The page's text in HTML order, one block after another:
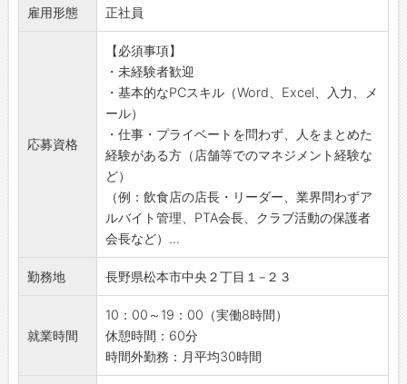
◇土日休みや年間休日124日、残業少なめなど
働きやすさを重視したい方
☆----------------------------------------
☆
◆時間単位年休制度あり！
有給休暇は1時間分、2時間分と時間単位でも取
得できます◎
☆----------------------------------------
◆給与前払い制度あり！
勤務実績に応じて、給与前払いが可能です◎
簡単申請！簡単受取！日払い即日払い対応！
☆----------------------------------------
☆
◆ご不明点はいつでもご相談ください！
即日対応!!フォロー体制もバッチリ
登録はご自宅からお電話で可能です◎
☆----------------------------------------
2）客室・建物を清潔に維持管理、不具合の対
応
3）売上管理・数値分析による収支管理
4）お客さま対応、朝食メニュー考案など
5）集客アップのための戦略・地元周辺へのPR
活動 など
【おすすめポイント】
・多くのスタッフが未経験からスタートしてい
ます
・充実した研修制度があるので安心！！
・マネジメント職のためスケジュールは基本的
に自己裁量
・行事やご家庭の予定に合わせて休日調整が可
能！
1）スタートアップ研修（2ヶ月）
・本社研修
・店舗研修
雇用形態 正社員
応募資格
【必須事項】
・未経験者歓迎
・基本的なPCスキル（Word、Excel、入力、メ
ール）
・仕事・プライベートを問わず、人をまとめた
経験がある方（店舗等でのマネジメント経験な
ど）
（例：飲食店の店長・リーダー、業界問わずア
ルバイト管理、PTA会長、クラブ活動の保護者
会長など）...
勤務地 長野県松本市中央２丁目１−２３
就業時間
10：00～19：00（実働8時間）
休憩時間：60分
時間外勤務：月平均30時間